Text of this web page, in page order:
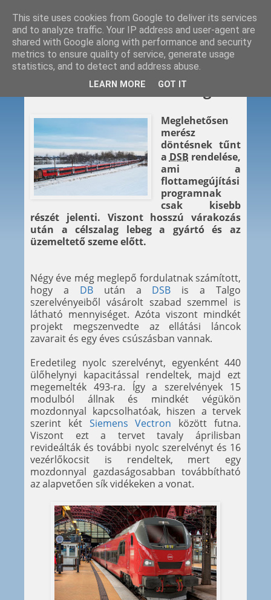
2024. 01. 30.
Már Dániában van a Talgo
Meglehetősen
merész
döntésnek tűnt
a DSB rendelése,
ami a
flottamegújítási
programnak
csak kisebb
részét jelenti. Viszont hosszú várakozás
után a célszalag lebeg a gyártó és az
üzemeltető szeme előtt.
Négy éve még meglepő fordulatnak számított,
hogy a DBután a DSB is a Talgo
szerelvényeiből vásárolt szabad szemmel is
látható mennyiséget. Azóta viszont mindkét
projekt megszenvedte az ellátási láncok
zavarait és egy éves csúszásban vannak.
Eredetileg nyolc szerelvényt, egyenként 440
ülőhelynyi kapacitással rendeltek, majd ezt
megemelték 493-ra. Így a szerelvények 15
modulból állnak és mindkét végükön
mozdonnyal kapcsolhatóak, hiszen a tervek
szerint két Siemens Vectron között futna.
Viszont ezt a tervet tavaly áprilisban
revideálták és további nyolc szerelvényt és 16
vezérlőkocsit is rendeltek, mert egy
mozdonnyal gazdaságosabban továbbítható
az alapvetően sík vidékeken a vonat.
This site uses cookies from Google to deliver its services
and to analyze traffic. Your IP address and user-agent are
shared with Google along with performance and security
metrics to ensure quality of service, generate usage
statistics, and to detect and address abuse.
LEARN MORE GOT IT